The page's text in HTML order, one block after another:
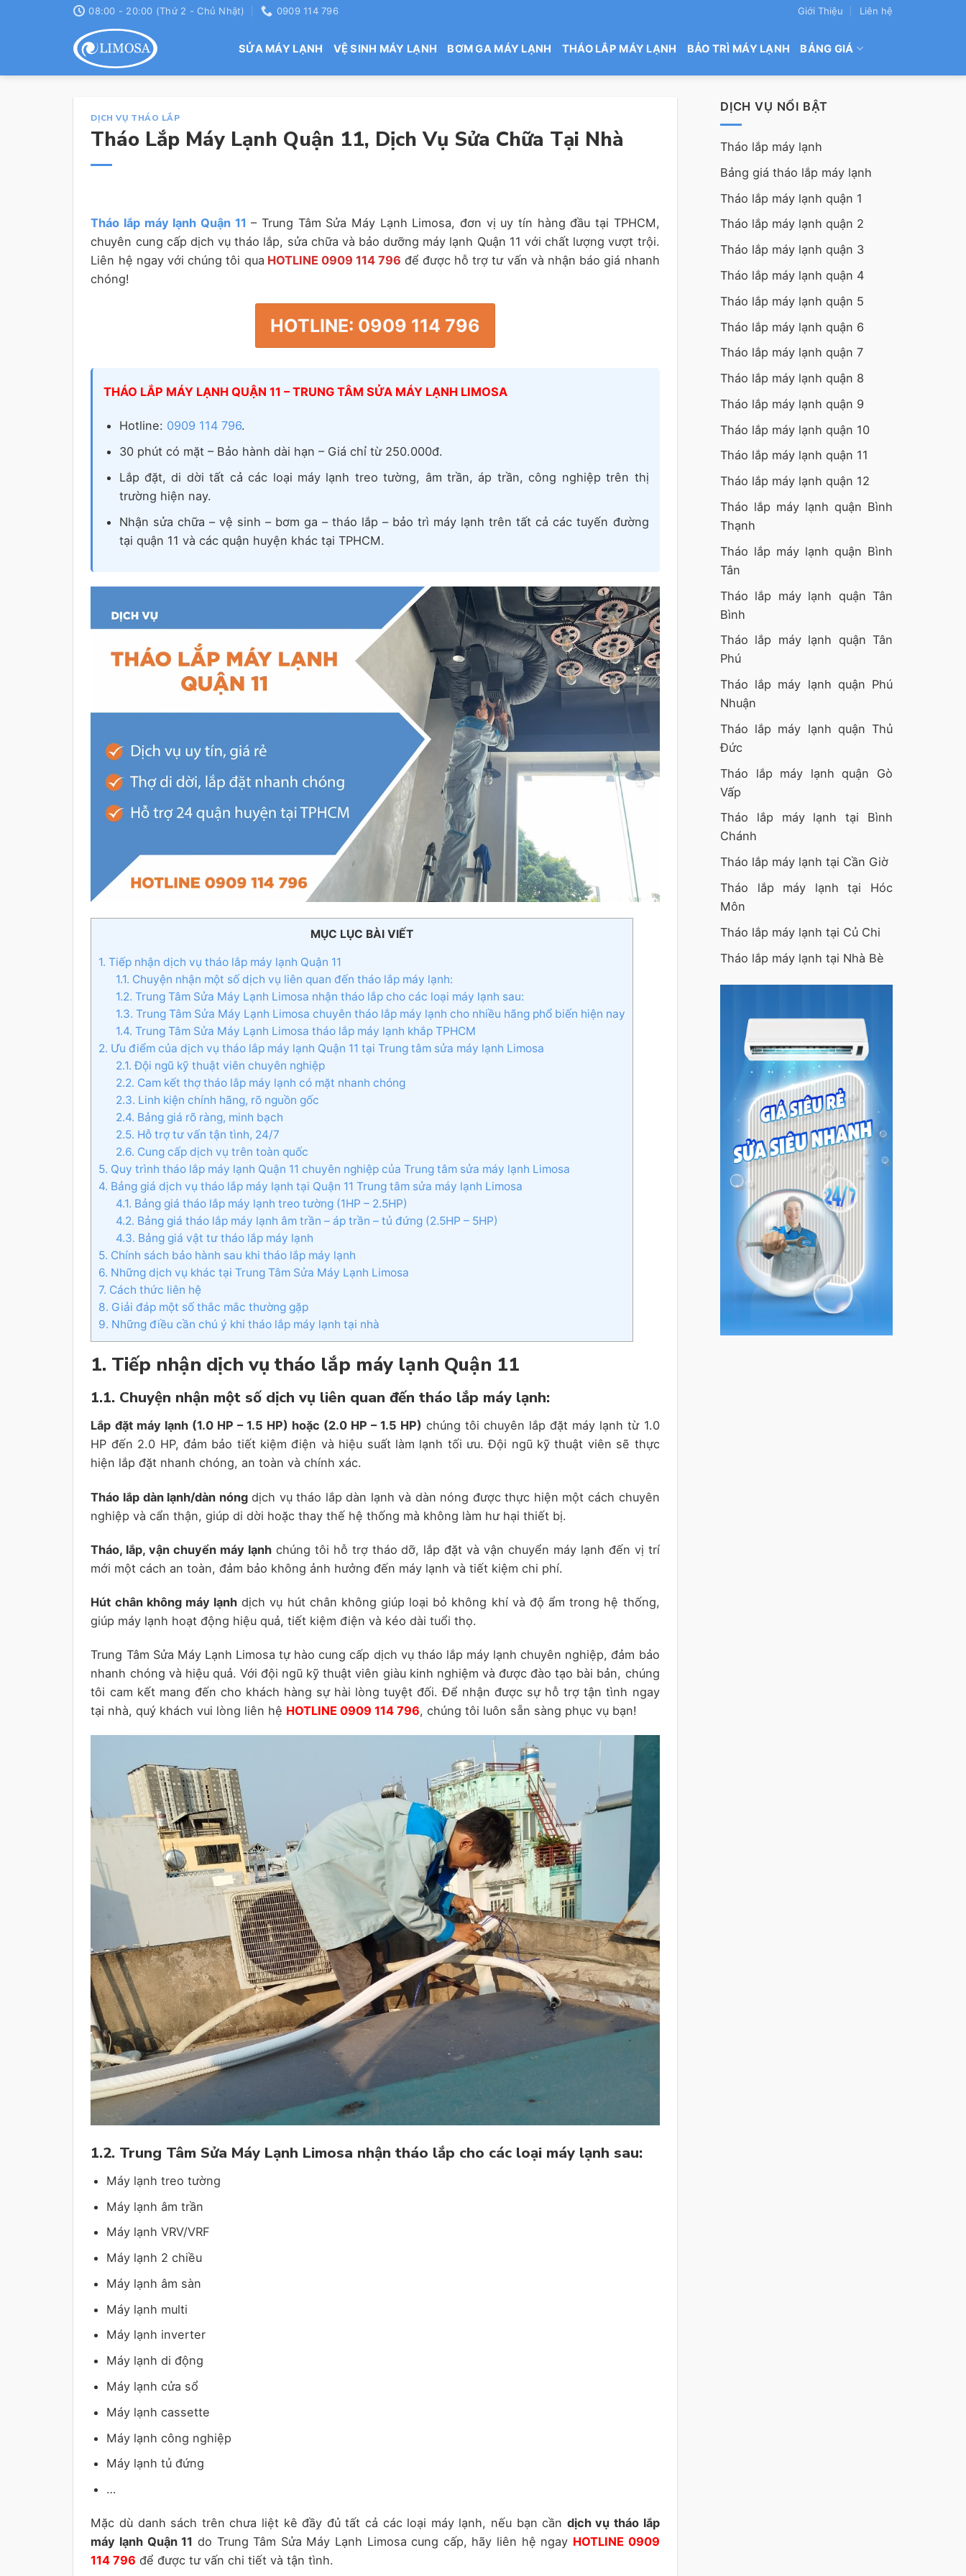
08:00 - 20:00 (Thứ 2 - Chủ Nhật) 0909 114 796 Giới Thiệu Liên hệ
SỬA MÁY LẠNH VỆ SINH MÁY LẠNH BƠM GA MÁY LẠNH THÁO LẮP MÁY LẠNH BẢO TRÌ MÁY LẠNH BẢNG GIÁ
DỊCH VỤ THÁO LẮP
Tháo Lắp Máy Lạnh Quận 11, Dịch Vụ Sửa Chữa Tại Nhà
Tháo lắp máy lạnh Quận 11 – Trung Tâm Sửa Máy Lạnh Limosa, đơn vị uy tín hàng đầu tại TPHCM,
chuyên cung cấp dịch vụ tháo lắp, sửa chữa và bảo dưỡng máy lạnh Quận 11 với chất lượng vượt trội.
Liên hệ ngay với chúng tôi qua HOTLINE 0909 114 796 để được hỗ trợ tư vấn và nhận báo giá nhanh
chóng!
HOTLINE: 0909 114 796
THÁO LẮP MÁY LẠNH QUẬN 11 – TRUNG TÂM SỬA MÁY LẠNH LIMOSA
Hotline: 0909 114 796.
30 phút có mặt – Bảo hành dài hạn – Giá chỉ từ 250.000đ.
Lắp đặt, di dời tất cả các loại máy lạnh treo tường, âm trần, áp trần, công nghiệp trên thị
trường hiện nay.
Nhận sửa chữa – vệ sinh – bơm ga – tháo lắp – bảo trì máy lạnh trên tất cả các tuyến đường
tại quận 11 và các quận huyện khác tại TPHCM.
MỤC LỤC BÀI VIẾT
1. Tiếp nhận dịch vụ tháo lắp máy lạnh Quận 11
1.1. Chuyện nhận một số dịch vụ liên quan đến tháo lắp máy lạnh:
1.2. Trung Tâm Sửa Máy Lạnh Limosa nhận tháo lắp cho các loại máy lạnh sau:
1.3. Trung Tâm Sửa Máy Lạnh Limosa chuyên tháo lắp máy lạnh cho nhiều hãng phổ biến hiện nay
1.4. Trung Tâm Sửa Máy Lạnh Limosa tháo lắp máy lạnh khắp TPHCM
2. Ưu điểm của dịch vụ tháo lắp máy lạnh Quận 11 tại Trung tâm sửa máy lạnh Limosa
2.1. Đội ngũ kỹ thuật viên chuyên nghiệp
2.2. Cam kết thợ tháo lắp máy lạnh có mặt nhanh chóng
2.3. Linh kiện chính hãng, rõ nguồn gốc
2.4. Bảng giá rõ ràng, minh bạch
2.5. Hỗ trợ tư vấn tận tình, 24/7
2.6. Cung cấp dịch vụ trên toàn quốc
5. Quy trình tháo lắp máy lạnh Quận 11 chuyên nghiệp của Trung tâm sửa máy lạnh Limosa
4. Bảng giá dịch vụ tháo lắp máy lạnh tại Quận 11 Trung tâm sửa máy lạnh Limosa
4.1. Bảng giá tháo lắp máy lạnh treo tường (1HP – 2.5HP)
4.2. Bảng giá tháo lắp máy lạnh âm trần – áp trần – tủ đứng (2.5HP – 5HP)
4.3. Bảng giá vật tư tháo lắp máy lạnh
5. Chính sách bảo hành sau khi tháo lắp máy lạnh
6. Những dịch vụ khác tại Trung Tâm Sửa Máy Lạnh Limosa
7. Cách thức liên hệ
8. Giải đáp một số thắc mắc thường gặp
9. Những điều cần chú ý khi tháo lắp máy lạnh tại nhà
1. Tiếp nhận dịch vụ tháo lắp máy lạnh Quận 11
1.1. Chuyện nhận một số dịch vụ liên quan đến tháo lắp máy lạnh:
Lắp đặt máy lạnh (1.0 HP – 1.5 HP) hoặc (2.0 HP – 1.5 HP) chúng tôi chuyên lắp đặt máy lạnh từ 1.0
HP đến 2.0 HP, đảm bảo tiết kiệm điện và hiệu suất làm lạnh tối ưu. Đội ngũ kỹ thuật viên sẽ thực
hiện lắp đặt nhanh chóng, an toàn và chính xác.
Tháo lắp dàn lạnh/dàn nóngdịch vụ tháo lắp dàn lạnh và dàn nóng được thực hiện một cách chuyên
nghiệp và cẩn thận, giúp di dời hoặc thay thế hệ thống mà không làm hư hại thiết bị.
Tháo, lắp, vận chuyển máy lạnh chúng tôi hỗ trợ tháo dỡ, lắp đặt và vận chuyển máy lạnh đến vị trí
mới một cách an toàn, đảm bảo không ảnh hưởng đến máy lạnh và tiết kiệm chi phí.
Hút chân không máy lạnh dịch vụ hút chân không giúp loại bỏ không khí và độ ẩm trong hệ thống,
giúp máy lạnh hoạt động hiệu quả, tiết kiệm điện và kéo dài tuổi thọ.
Trung Tâm Sửa Máy Lạnh Limosa tự hào cung cấp dịch vụ tháo lắp máy lạnh chuyên nghiệp, đảm bảo
nhanh chóng và hiệu quả. Với đội ngũ kỹ thuật viên giàu kinh nghiệm và được đào tạo bài bản, chúng
tôi cam kết mang đến cho khách hàng sự hài lòng tuyệt đối. Để nhận được sự hỗ trợ tận tình ngay
tại nhà, quý khách vui lòng liên hệ HOTLINE 0909 114 796, chúng tôi luôn sẵn sàng phục vụ bạn!
1.2. Trung Tâm Sửa Máy Lạnh Limosa nhận tháo lắp cho các loại máy lạnh sau:
Máy lạnh treo tường
Máy lạnh âm trần
Máy lạnh VRV/VRF
Máy lạnh 2 chiều
Máy lạnh âm sàn
Máy lạnh multi
Máy lạnh inverter
Máy lạnh di động
Máy lạnh cửa sổ
Máy lạnh cassette
Máy lạnh công nghiệp
Máy lạnh tủ đứng
…
Mặc dù danh sách trên chưa liệt kê đầy đủ tất cả các loại máy lạnh, nếu bạn cần dịch vụ tháo lắp
máy lạnh Quận 11 do Trung Tâm Sửa Máy Lạnh Limosa cung cấp, hãy liên hệ ngay HOTLINE 0909
114 796 để được tư vấn chi tiết và tận tình.
DỊCH VỤ NỔI BẬT
Tháo lắp máy lạnh
Bảng giá tháo lắp máy lạnh
Tháo lắp máy lạnh quận 1
Tháo lắp máy lạnh quận 2
Tháo lắp máy lạnh quận 3
Tháo lắp máy lạnh quận 4
Tháo lắp máy lạnh quận 5
Tháo lắp máy lạnh quận 6
Tháo lắp máy lạnh quận 7
Tháo lắp máy lạnh quận 8
Tháo lắp máy lạnh quận 9
Tháo lắp máy lạnh quận 10
Tháo lắp máy lạnh quận 11
Tháo lắp máy lạnh quận 12
Tháo lắp máy lạnh quận Bình
Thạnh
Tháo lắp máy lạnh quận Bình
Tân
Tháo lắp máy lạnh quận Tân
Bình
Tháo lắp máy lạnh quận Tân
Phú
Tháo lắp máy lạnh quận Phú
Nhuận
Tháo lắp máy lạnh quận Thủ
Đức
Tháo lắp máy lạnh quận Gò
Vấp
Tháo lắp máy lạnh tại Bình
Chánh
Tháo lắp máy lạnh tại Cần Giờ
Tháo lắp máy lạnh tại Hóc
Môn
Tháo lắp máy lạnh tại Củ Chi
Tháo lắp máy lạnh tại Nhà Bè